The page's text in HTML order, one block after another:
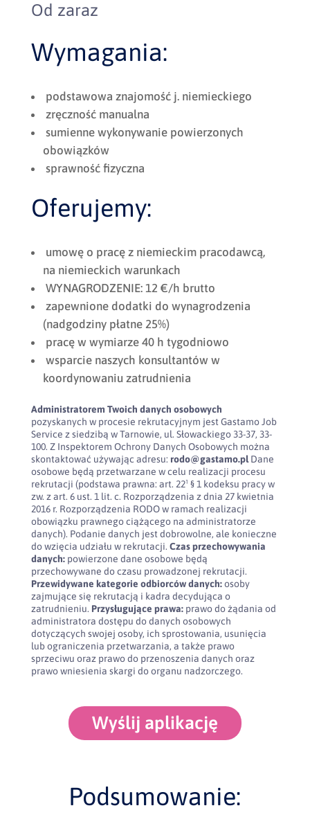
Od zaraz
Wymagania:
podstawowa znajomość j. niemieckiego
zręczność manualna
sumienne wykonywanie powierzonych
obowiązków
sprawność fizyczna
Oferujemy:
umowę o pracę z niemieckim pracodawcą,
na niemieckich warunkach
WYNAGRODZENIE: 12 €/h brutto
zapewnione dodatki do wynagrodzenia
(nadgodziny płatne 25%)
pracę w wymiarze 40 h tygodniowo
wsparcie naszych konsultantów w
koordynowaniu zatrudnienia
Administratorem Twoich danych osobowych
pozyskanych w procesie rekrutacyjnym jest Gastamo Job
Service z siedzibą w Tarnowie, ul. Słowackiego 33-37, 33-
100. Z Inspektorem Ochrony Danych Osobowych można
skontaktować używając adresu: rodo@gastamo.plDane
osobowe będą przetwarzane w celu realizacji procesu
rekrutacji (podstawa prawna: art. 22¹ § 1 kodeksu pracy w
zw. z art. 6 ust. 1 lit. c. Rozporządzenia z dnia 27 kwietnia
2016 r. Rozporządzenia RODO w ramach realizacji
obowiązku prawnego ciążącego na administratorze
danych). Podanie danych jest dobrowolne, ale konieczne
do wzięcia udziału w rekrutacji. Czas przechowywania
danych:powierzone dane osobowe będą
przechowywane do czasu prowadzonej rekrutacji.
Przewidywane kategorie odbiorców danych:osoby
zajmujące się rekrutacją i kadra decydująca o
zatrudnieniu. Przysługujące prawa:prawo do żądania od
administratora dostępu do danych osobowych
dotyczących swojej osoby, ich sprostowania, usunięcia
lub ograniczenia przetwarzania, a także prawo
sprzeciwu oraz prawo do przenoszenia danych oraz
prawo wniesienia skargi do organu nadzorczego.
Wyślij aplikację
Podsumowanie: